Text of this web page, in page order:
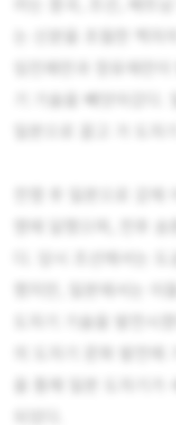
는 신분을 초월한 백자
임진왜란과 정유재란
기 기술을 빼앗아갔다.
일본으로 끌고 가 도자
전쟁 후 일본으로 강제
명에 달했으며, 전후
다. 당시 조선에서는
했지만, 일본에서는 이
도자기 기술을 발전시
의 도자기 문화 발전에
을 통해 일본 도자기가